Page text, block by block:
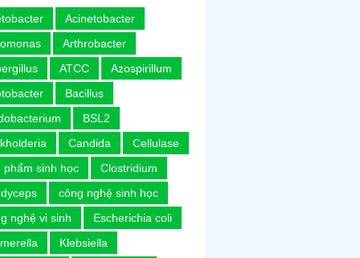
Acinetobacter
Arthrobacter
ATCC
Azospirillum
Bacillus
BSL2
Candida
Cellulase
phẩm sinh học
Clostridium
công nghệ sinh học
nghệ vi sinh
Escherichia coli
Klebsiella